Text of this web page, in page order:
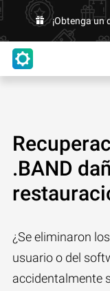
¡Obtenga un
.BAND
¿Se eliminaron
usuario o del
accidentalmente